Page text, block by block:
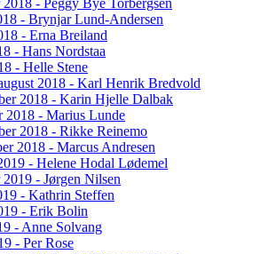
- Brynjar Lund-Andersen
- Erna Breiland
- Hans Nordstaa
- Helle Stene
2018 - Karl Henrik Bredvold
2018 - Karin Hjelle Dalbak
2018 - Marius Lunde
2018 - Rikke Reinemo
2018 - Marcus Andresen
- Helene Hodal Lødemel
2019 - Jørgen Nilsen
- Kathrin Steffen
- Erik Bolin
- Anne Solvang
- Per Rose